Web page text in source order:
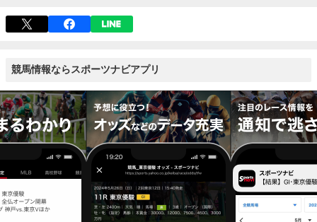
競馬情報ならスポーツナビアプリ